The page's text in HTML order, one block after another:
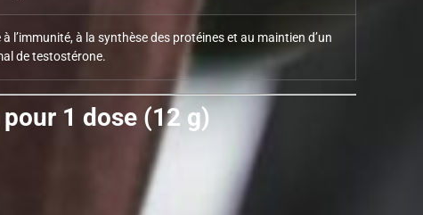
l’immunité, à la synthèse des protéines et au maintien d’un
de testostérone.
1 dose (12 g)